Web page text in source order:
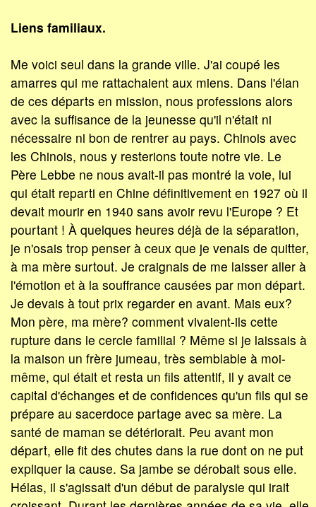
Liens familiaux.
Me voici seul dans la grande ville. J'ai coupé les
amarres qui me rattachaient aux miens. Dans l'élan
de ces départs en mission, nous professions alors
avec la suffisance de la jeunesse qu'il n'était ni
nécessaire ni bon de rentrer au pays. Chinois avec
les Chinois, nous y resterions toute notre vie. Le
Père Lebbe ne nous avait-il pas montré la voie, lui
qui était reparti en Chine définitivement en 1927 où il
devait mourir en 1940 sans avoir revu l'Europe ? Et
pourtant ! À quelques heures déjà de la séparation,
je n'osais trop penser à ceux que je venais de quitter,
à ma mère surtout. Je craignais de me laisser aller à
l'émotion et à la souffrance causées par mon départ.
Je devais à tout prix regarder en avant. Mais eux?
Mon père, ma mère? comment vivaient-ils cette
rupture dans le cercle familial ? Même si je laissais à
la maison un frère jumeau, très semblable à moi-
même, qui était et resta un fils attentif, il y avait ce
capital d'échanges et de confidences qu'un fils qui se
prépare au sacerdoce partage avec sa mère. La
santé de maman se détériorait. Peu avant mon
départ, elle fit des chutes dans la rue dont on ne put
expliquer la cause. Sa jambe se dérobait sous elle.
Hélas, il s'agissait d'un début de paralysie qui irait